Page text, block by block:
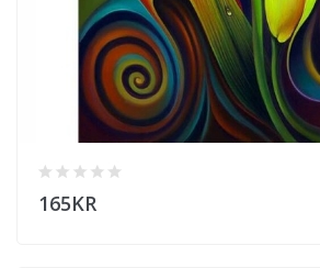
165KR